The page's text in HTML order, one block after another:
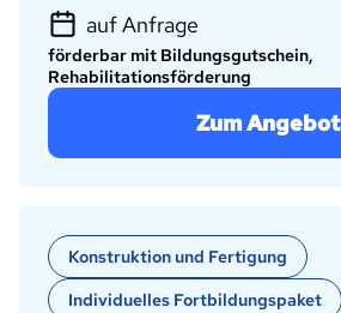
auf Anfrage
förderbar mit Bildungsgutschein,
Rehabilitationsförderung
Zum Angebot
Konstruktion und Fertigung
Individuelles Fortbildungspaket